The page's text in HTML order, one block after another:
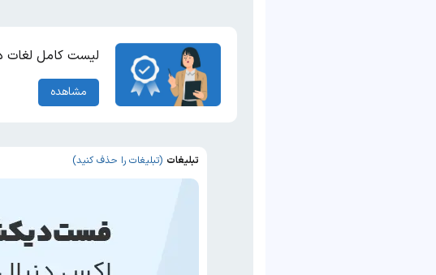
لیست کامل لغات
مشاهده
تبلیغات (تبلیغات را حذف کنید)